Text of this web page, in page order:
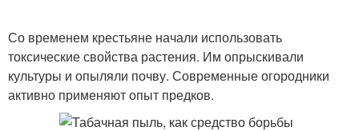
Со временем крестьяне начали использовать
токсические свойства растения. Им опрыскивали
культуры и опыляли почву. Современные огородники
активно применяют опыт предков.